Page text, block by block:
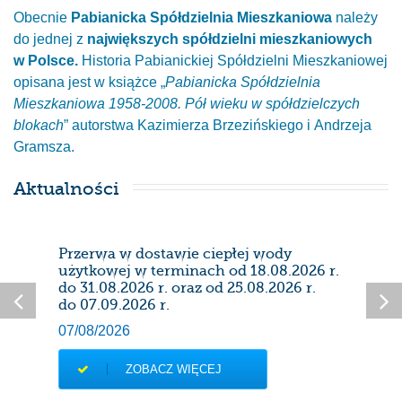
Obecnie Pabianicka Spółdzielnia Mieszkaniowa należy
do jednej z największych spółdzielni mieszkaniowych
w Polsce. Historia Pabianickiej Spółdzielni Mieszkaniowej
opisana jest w książce „Pabianicka Spółdzielnia
Mieszkaniowa 1958-2008. Pół wieku w spółdzielczych
blokach” autorstwa Kazimierza Brzezińskiego i Andrzeja
Gramsza.
Aktualności
Przerwa w dostawie ciepłej wody
użytkowej w terminach od 18.08.2026 r.
do 31.08.2026 r. oraz od 25.08.2026 r.
do 07.09.2026 r.
07/08/2026
ZOBACZ WIĘCEJ
28/